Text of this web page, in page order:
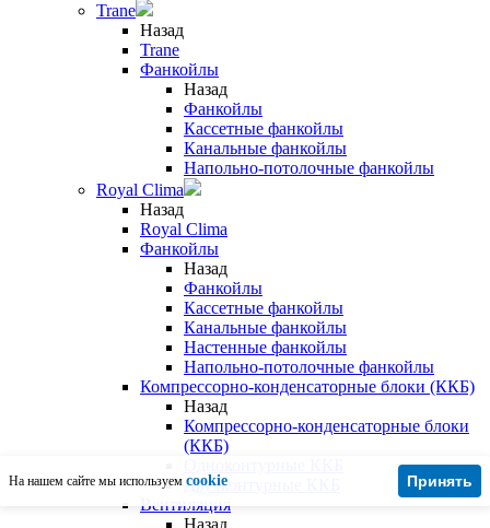
Trane
Назад
Trane
Фанкойлы
Назад
Фанкойлы
Кассетные фанкойлы
Канальные фанкойлы
Напольно-потолочные фанкойлы
Royal Clima
Назад
Royal Clima
Фанкойлы
Назад
Фанкойлы
Кассетные фанкойлы
Канальные фанкойлы
Настенные фанкойлы
Напольно-потолочные фанкойлы
Компрессорно-конденсаторные блоки (ККБ)
Назад
Компрессорно-конденсаторные блоки
(ККБ)
Двухконтурные ККБ
Вентиляция
Назад
На нашем сайте мы используем cookie Принять